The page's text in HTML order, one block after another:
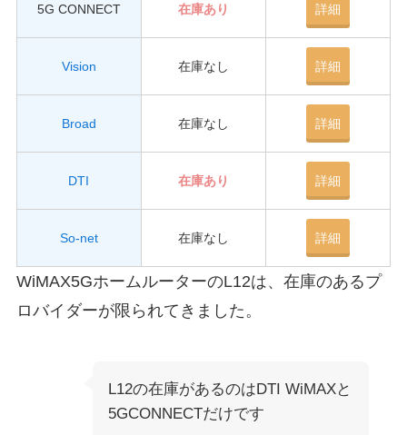
5G CONNECT 在庫あり 詳細
Vision 在庫なし 詳細
Broad 在庫なし 詳細
DTI 在庫あり 詳細
So-net 在庫なし 詳細
WiMAX5GホームルーターのL12は、在庫のあるプ
ロバイダーが限られてきました。
L12の在庫があるのはDTI WiMAXと
5GCONNECTだけです